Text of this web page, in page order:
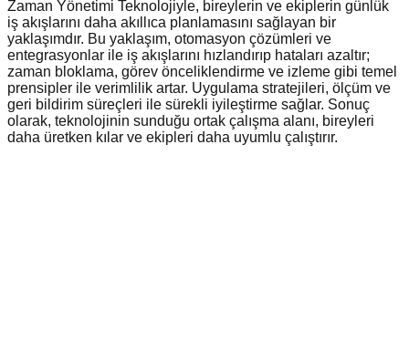
Zaman Yönetimi Teknolojiyle, bireylerin ve ekiplerin günlük
iş akışlarını daha akıllıca planlamasını sağlayan bir
yaklaşımdır. Bu yaklaşım, otomasyon çözümleri ve
entegrasyonlar ile iş akışlarını hızlandırıp hataları azaltır;
zaman bloklama, görev önceliklendirme ve izleme gibi temel
prensipler ile verimlilik artar. Uygulama stratejileri, ölçüm ve
geri bildirim süreçleri ile sürekli iyileştirme sağlar. Sonuç
olarak, teknolojinin sunduğu ortak çalışma alanı, bireyleri
daha üretken kılar ve ekipleri daha uyumlu çalıştırır.